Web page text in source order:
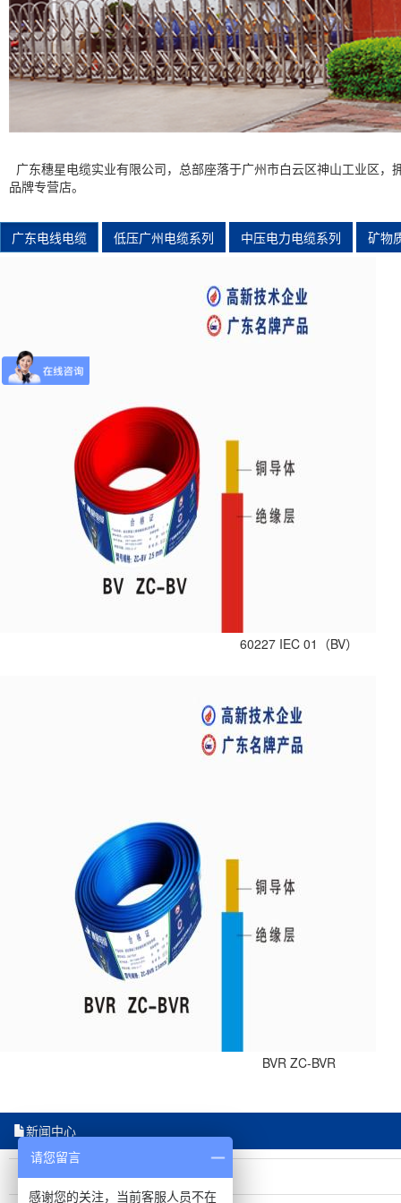
广东穗星电缆实业有限公司，总部座落于广州市白云区神山工业区
品牌专营店。
广东电线电缆 低压广州电缆系列 中压电力电缆系列 矿物
60227 IEC 01（BV）
BVR ZC-BVR
新闻中心
穗星矿物绝缘电缆有哪些特性?
请您留言
感谢您的关注，当前客服人员不在